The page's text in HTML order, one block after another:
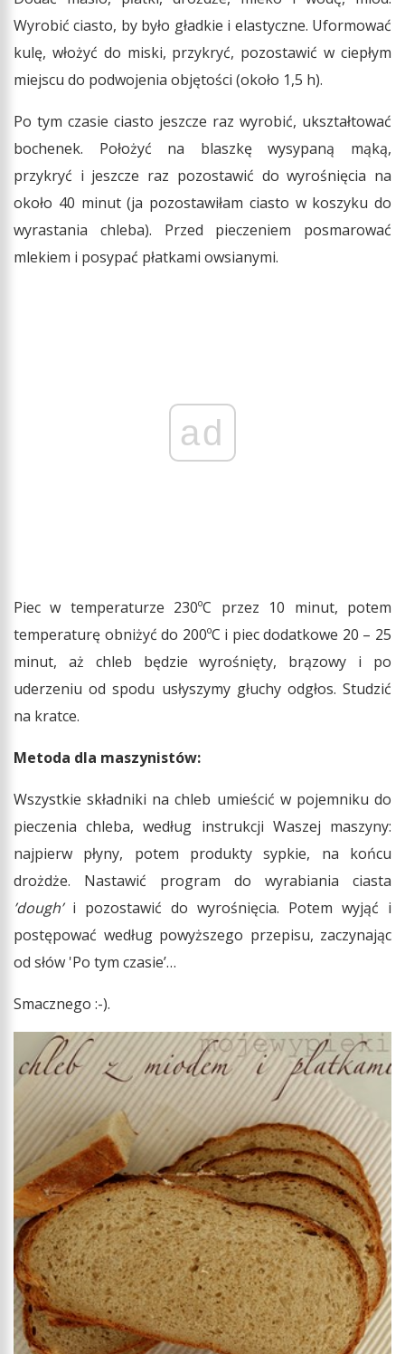
Wyrobić ciasto, by było gładkie i elastyczne. Uformować
kulę, włożyć do miski, przykryć, pozostawić w ciepłym
miejscu do podwojenia objętości (około 1,5 h).
Po tym czasie ciasto jeszcze raz wyrobić, ukształtować
bochenek. Położyć na blaszkę wysypaną mąką,
przykryć i jeszcze raz pozostawić do wyrośnięcia na
około 40 minut (ja pozostawiłam ciasto w koszyku do
wyrastania chleba). Przed pieczeniem posmarować
mlekiem i posypać płatkami owsianymi.
ad
Piec w temperaturze 230ºC przez 10 minut, potem
temperaturę obniżyć do 200ºC i piec dodatkowe 20 – 25
minut, aż chleb będzie wyrośnięty, brązowy i po
uderzeniu od spodu usłyszymy głuchy odgłos. Studzić
na kratce.
Metoda dla maszynistów:
Wszystkie składniki na chleb umieścić w pojemniku do
pieczenia chleba, według instrukcji Waszej maszyny:
najpierw płyny, potem produkty sypkie, na końcu
drożdże. Nastawić program do wyrabiania ciasta
’dough’i pozostawić do wyrośnięcia. Potem wyjąć i
postępować według powyższego przepisu, zaczynając
od słów 'Po tym czasie’…
Smacznego :-).